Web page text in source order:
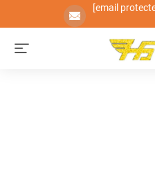
[email